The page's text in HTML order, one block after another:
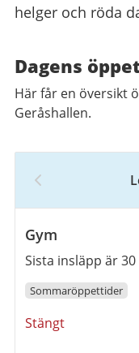
helger och röda
Dagens
Här får en översikt
Geråshallen.
augusti
2026
Gym
Sista insläpp är
Sommaröppettider
Öppettider
Stängt